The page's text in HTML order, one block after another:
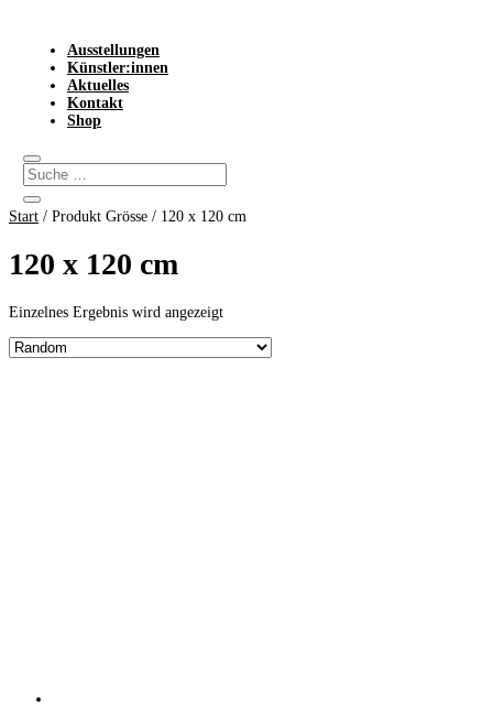
Ausstellungen
Künstler:innen
Aktuelles
Kontakt
Shop
Start / Produkt Grösse / 120 x 120 cm
120 x 120 cm
Einzelnes Ergebnis wird angezeigt